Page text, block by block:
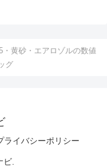
黄砂・エアロゾルの数値
グ
ライバシーポリシー
.